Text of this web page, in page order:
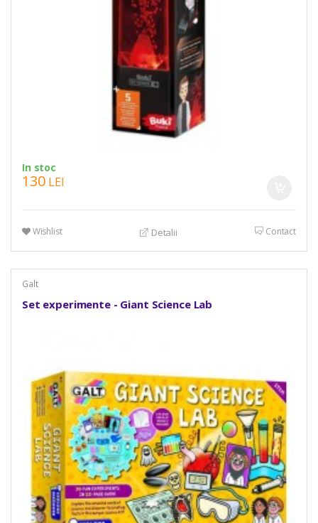
In stoc
130 LEI
Wishlist Detalii Contact
Galt
Set experimente - Giant Science Lab